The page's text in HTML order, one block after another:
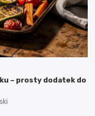
– prosty dodatek do